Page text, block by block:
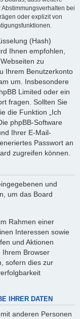
bei
oder explizit von
(Hash)
Ihnen empfohlen,
zu
Ihrem Benutzerkonto
um. Insbesondere
Limited oder ein
fragen. Sollten Sie
die Funktion „Ich
phpBB-Software
Ihrer E-Mail-
Passwort an
zugreifen können.
und
um das Board
Rahmen einer
Interessen sowie
und Aktionen
Ihrem Browser
sofern dies zur
IHRER DATEN
anderen Personen